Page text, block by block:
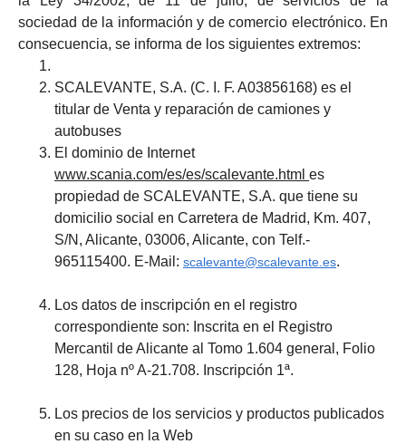
sociedad de la información y de comercio electrónico. En
consecuencia, se informa de los siguientes extremos:
SCALEVANTE, S.A. (C. I. F. A03856168) es el
titular de Venta y reparación de camiones y
autobuses
El dominio de Internet
www.scania.com/es/es/scalevante.html es
propiedad de SCALEVANTE, S.A. que tiene su
domicilio social en Carretera de Madrid, Km. 407,
S/N, Alicante, 03006, Alicante, con Telf.-
965115400. E-Mail: scalevante@scalevante.es.
Los datos de inscripción en el registro
correspondiente son: Inscrita en el Registro
Mercantil de Alicante al Tomo 1.604 general, Folio
128, Hoja nº A-21.708. Inscripción 1ª.
Los precios de los servicios y productos publicados
en su caso en la Web